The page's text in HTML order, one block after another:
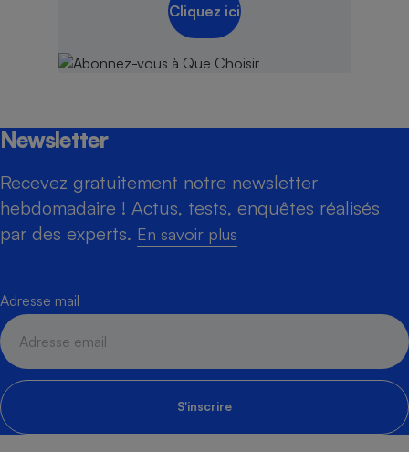
Cliquez ici
Newsletter
Recevez gratuitement notre newsletter
hebdomadaire ! Actus, tests, enquêtes réalisés
par des experts. En savoir plus
Adresse mail
S'inscrire